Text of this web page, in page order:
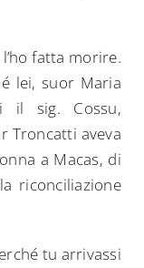
fatta morire.
lei, suor Maria
il sig. Cossu,
Troncatti aveva
a Macas, di
riconciliazione
tu arrivassi